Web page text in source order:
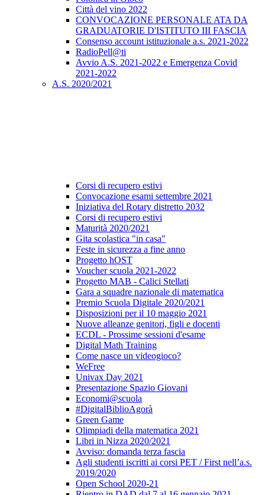
Città del vino 2022
CONVOCAZIONE PERSONALE ATA DA
GRADUATORIE D'ISTITUTO III FASCIA
Consenso account istituzionale a.s. 2021-2022
RadioPell@ti
Avvio A.S. 2021-2022 e Emergenza Covid
2021-2022
A.S. 2020/2021
Corsi di recupero estivi
Convocazione esami settembre 2021
Iniziativa del Rotary distretto 2032
Corsi di recupero estivi
Maturità 2020/2021
Gita scolastica "in casa"
Feste in sicurezza a fine anno
Progetto hOST
Voucher scuola 2021-2022
Progetto MAB - Calici Stellati
Gara a squadre nazionale di matematica
Premio Scuola Digitale 2020/2021
Disposizioni per il 10 maggio 2021
Nuove alleanze genitori, figli e docenti
ECDL - Prossime sessioni d'esame
Digital Math Training
Come nasce un videogioco?
WeFree
Univax Day 2021
Presentazione Spazio Giovani
Economi@scuola
#DigitalBiblioAgorà
Green Game
Olimpiadi della matematica 2021
Libri in Nizza 2020/2021
Avviso: domanda terza fascia
Agli studenti iscritti ai corsi PET / First nell’a.s.
2019/2020
Open School 2020-21